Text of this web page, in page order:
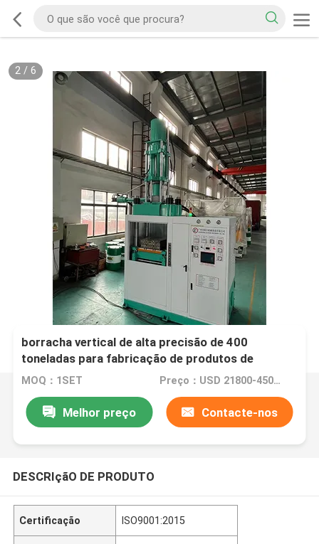
2/ 6
China Máquina de moldagem por injecção de
borracha vertical de alta precisão de 400
toneladas para fabricação de produtos de
borracha
MOQ：1SET Preço：USD 21800-45000/set
Melhor preço Contacte-nos
DESCRIçãO DE PRODUTO
Certificação ISO9001:2015